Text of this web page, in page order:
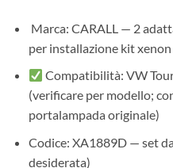
Marca: CARALL — 2
per installazione kit xenon
Compatibilità: VW
(verificare per modello;
portalampada originale)
Codice: XA1889D — set
desiderata)